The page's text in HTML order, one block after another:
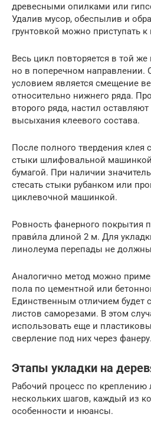
древесными опилками или
Удалив мусор, обеспылив и
грунтовкой можно приступать к
Весь цикл повторяется в той
но в поперечном направлении.
условием является смещение
относительно нижнего ряда.
второго ряда, настил
высыхания клеевого состава.
После полного твердения клея
стыки шлифовальной
бумагой. При наличии
стесать стыки рубанком или
циклевочной машинкой.
Ровность фанерного покрытия
прави́ла длиной 2 м. Для
линолеума перепады не
Аналогично метод можно
пола по цементной или
Единственным отличием будет
листов саморезами. В этом
использовать еще и
сверление под них через фанеру.
Этапы укладки на
Рабочий процесс по креплению
нескольких шагов, каждый из
особенности и нюансы.